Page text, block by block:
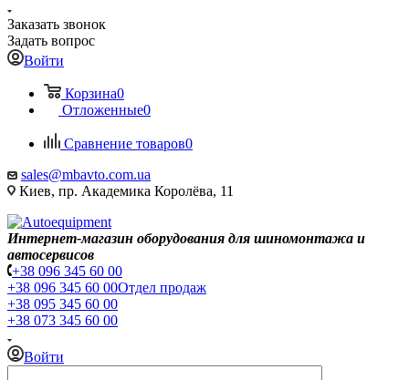
Заказать звонок
Задать вопрос
Войти
Корзина0
Отложенные0
Сравнение товаров0
sales@mbavto.com.ua
Киев, пр. Академика Королёва, 11
Интернет-магазин оборудования для шиномонтажа и
автосервисов
+38 096 345 60 00
+38 096 345 60 00Отдел продаж
+38 095 345 60 00
+38 073 345 60 00
Войти